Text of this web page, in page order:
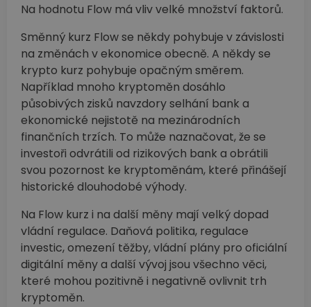
Na hodnotu Flow má vliv velké množství faktorů.
Směnný kurz Flow se někdy pohybuje v závislosti
na změnách v ekonomice obecně. A někdy se
krypto kurz pohybuje opačným směrem.
Například mnoho kryptoměn dosáhlo
působivých zisků navzdory selhání bank a
ekonomické nejistotě na mezinárodních
finančních trzích. To může naznačovat, že se
investoři odvrátili od rizikových bank a obrátili
svou pozornost ke kryptoměnám, které přinášejí
historické dlouhodobé výhody.
Na Flow kurz i na další měny mají velký dopad
vládní regulace. Daňová politika, regulace
investic, omezení těžby, vládní plány pro oficiální
digitální měny a další vývoj jsou všechno věci,
které mohou pozitivně i negativně ovlivnit trh
kryptoměn.